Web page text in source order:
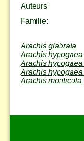
Auteurs:
Familie:
Arachis glabrata
Arachis hypogaea
Arachis hypogaea
Arachis hypogaea
Arachis monticola